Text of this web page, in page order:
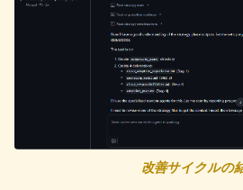
改善サイクルの